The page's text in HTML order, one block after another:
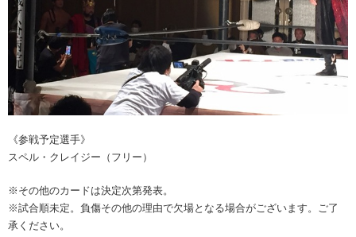
《参戦予定選手》
スペル・クレイジー（フリー）
※その他のカードは決定次第発表。
※試合順未定。負傷その他の理由で欠場となる場合がございます。ご了
承ください。